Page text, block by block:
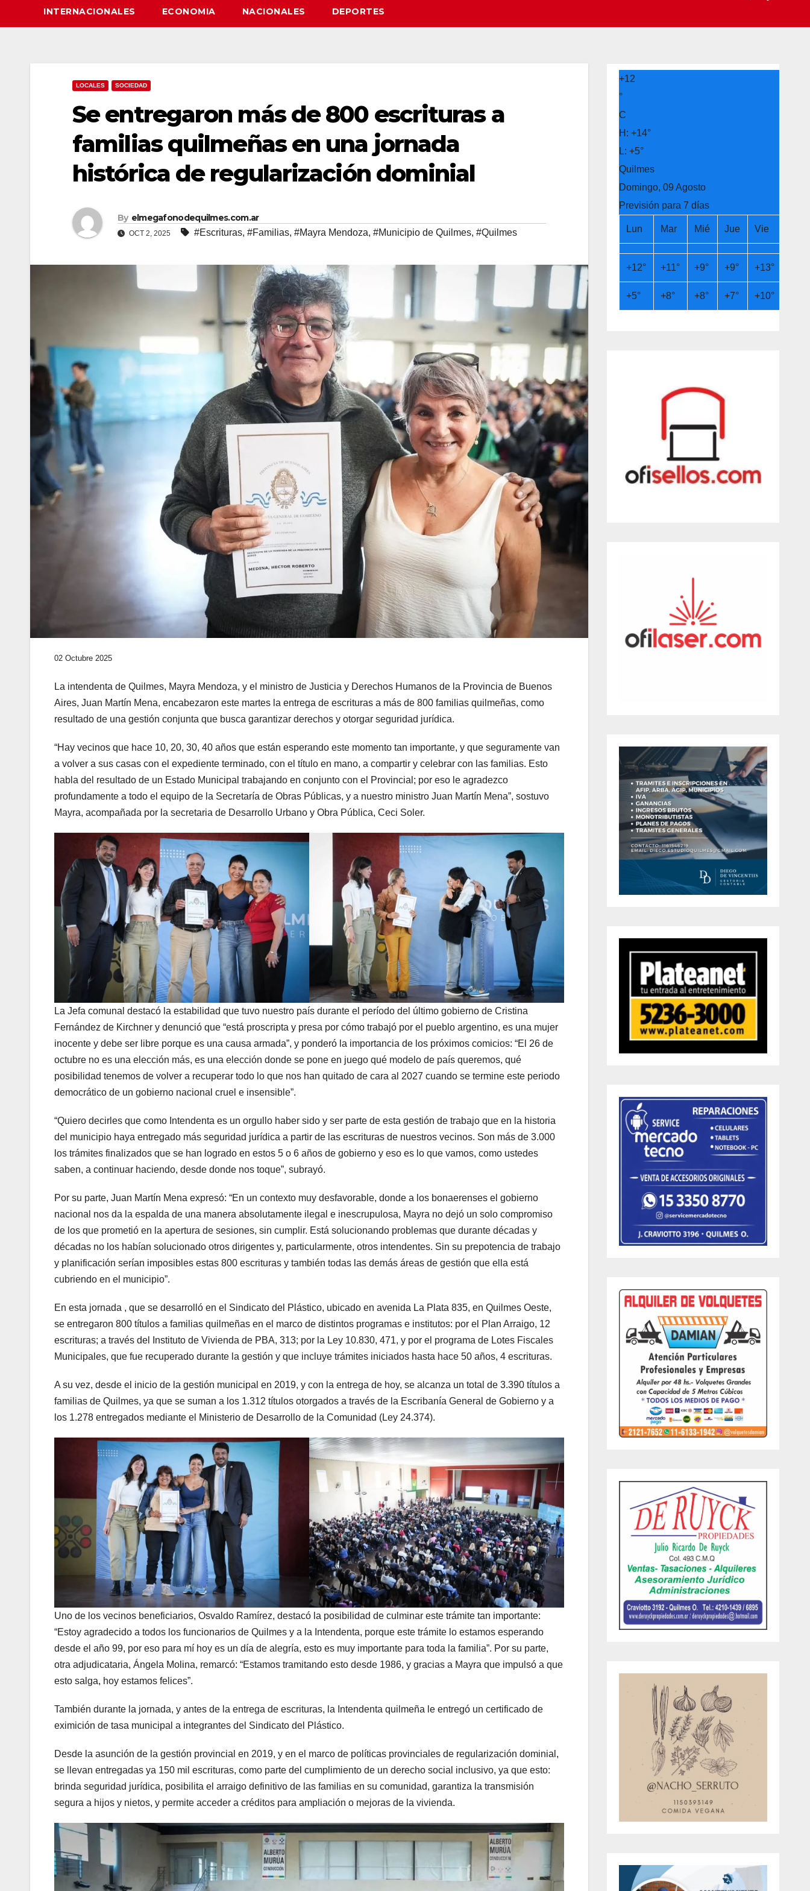
INTERNACIONALES ECONOMIA NACIONALES DEPORTES
LOCALES SOCIEDAD
Se entregaron más de 800 escrituras a
familias quilmeñas en una jornada
histórica de regularización dominial
By elmegafonodequilmes.com.ar
OCT 2, 2025 #Escrituras, #Familias, #Mayra Mendoza, #Municipio de Quilmes, #Quilmes
02 Octubre 2025
La intendenta de Quilmes, Mayra Mendoza, y el ministro de Justicia y Derechos Humanos de la Provincia de Buenos
Aires, Juan Martín Mena, encabezaron este martes la entrega de escrituras a más de 800 familias quilmeñas, como
resultado de una gestión conjunta que busca garantizar derechos y otorgar seguridad jurídica.
“Hay vecinos que hace 10, 20, 30, 40 años que están esperando este momento tan importante, y que seguramente van
a volver a sus casas con el expediente terminado, con el título en mano, a compartir y celebrar con las familias. Esto
habla del resultado de un Estado Municipal trabajando en conjunto con el Provincial; por eso le agradezco
profundamente a todo el equipo de la Secretaría de Obras Públicas, y a nuestro ministro Juan Martín Mena”, sostuvo
Mayra, acompañada por la secretaria de Desarrollo Urbano y Obra Pública, Ceci Soler.
La Jefa comunal destacó la estabilidad que tuvo nuestro país durante el período del último gobierno de Cristina
Fernández de Kirchner y denunció que “está proscripta y presa por cómo trabajó por el pueblo argentino, es una mujer
inocente y debe ser libre porque es una causa armada”, y ponderó la importancia de los próximos comicios: “El 26 de
octubre no es una elección más, es una elección donde se pone en juego qué modelo de país queremos, qué
posibilidad tenemos de volver a recuperar todo lo que nos han quitado de cara al 2027 cuando se termine este periodo
democrático de un gobierno nacional cruel e insensible”.
“Quiero decirles que como Intendenta es un orgullo haber sido y ser parte de esta gestión de trabajo que en la historia
del municipio haya entregado más seguridad jurídica a partir de las escrituras de nuestros vecinos. Son más de 3.000
los trámites finalizados que se han logrado en estos 5 o 6 años de gobierno y eso es lo que vamos, como ustedes
saben, a continuar haciendo, desde donde nos toque”, subrayó.
Por su parte, Juan Martín Mena expresó: “En un contexto muy desfavorable, donde a los bonaerenses el gobierno
nacional nos da la espalda de una manera absolutamente ilegal e inescrupulosa, Mayra no dejó un solo compromiso
de los que prometió en la apertura de sesiones, sin cumplir. Está solucionando problemas que durante décadas y
décadas no los habían solucionado otros dirigentes y, particularmente, otros intendentes. Sin su prepotencia de trabajo
y planificación serían imposibles estas 800 escrituras y también todas las demás áreas de gestión que ella está
cubriendo en el municipio”.
En esta jornada , que se desarrolló en el Sindicato del Plástico, ubicado en avenida La Plata 835, en Quilmes Oeste,
se entregaron 800 títulos a familias quilmeñas en el marco de distintos programas e institutos: por el Plan Arraigo, 12
escrituras; a través del Instituto de Vivienda de PBA, 313; por la Ley 10.830, 471, y por el programa de Lotes Fiscales
Municipales, que fue recuperado durante la gestión y que incluye trámites iniciados hasta hace 50 años, 4 escrituras.
A su vez, desde el inicio de la gestión municipal en 2019, y con la entrega de hoy, se alcanza un total de 3.390 títulos a
familias de Quilmes, ya que se suman a los 1.312 títulos otorgados a través de la Escribanía General de Gobierno y a
los 1.278 entregados mediante el Ministerio de Desarrollo de la Comunidad (Ley 24.374).
Uno de los vecinos beneficiarios, Osvaldo Ramírez, destacó la posibilidad de culminar este trámite tan importante:
“Estoy agradecido a todos los funcionarios de Quilmes y a la Intendenta, porque este trámite lo estamos esperando
desde el año 99, por eso para mí hoy es un día de alegría, esto es muy importante para toda la familia”. Por su parte,
otra adjudicataria, Ángela Molina, remarcó: “Estamos tramitando esto desde 1986, y gracias a Mayra que impulsó a que
esto salga, hoy estamos felices”.
También durante la jornada, y antes de la entrega de escrituras, la Intendenta quilmeña le entregó un certificado de
eximición de tasa municipal a integrantes del Sindicato del Plástico.
Desde la asunción de la gestión provincial en 2019, y en el marco de políticas provinciales de regularización dominial,
se llevan entregadas ya 150 mil escrituras, como parte del cumplimiento de un derecho social inclusivo, ya que esto:
brinda seguridad jurídica, posibilita el arraigo definitivo de las familias en su comunidad, garantiza la transmisión
segura a hijos y nietos, y permite acceder a créditos para ampliación o mejoras de la vivienda.
+12
°
C
H: +14°
L: +5°
Quilmes
Domingo, 09 Agosto
Previsión para 7 días
Lun Mar Mié Jue Vie
+12° +11° +9° +9° +13°
+5° +8° +8° +7° +10°